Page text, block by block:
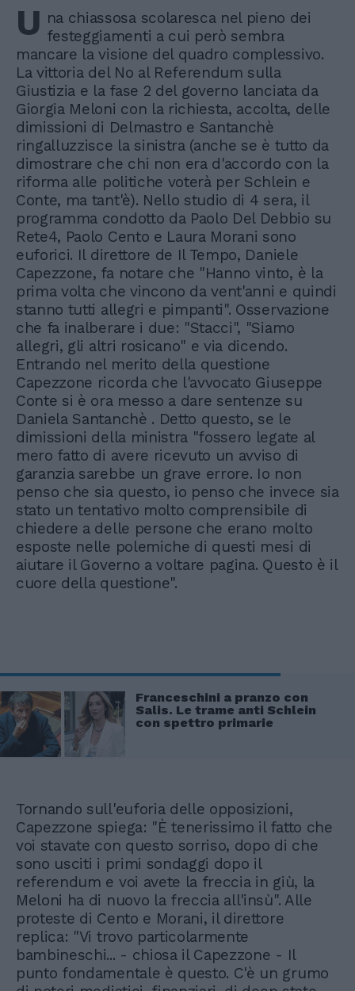
U na chiassosa scolaresca nel pieno dei
festeggiamenti a cui però sembra
mancare la visione del quadro complessivo.
La vittoria del No al Referendum sulla
Giustizia e la fase 2 del governo lanciata da
Giorgia Meloni con la richiesta, accolta, delle
dimissioni di Delmastro e Santanchè
ringalluzzisce la sinistra (anche se è tutto da
dimostrare che chi non era d'accordo con la
riforma alle politiche voterà per Schlein e
Conte, ma tant'è). Nello studio di 4 sera, il
programma condotto da Paolo Del Debbio su
Rete4, Paolo Cento e Laura Morani sono
euforici. Il direttore de Il Tempo, Daniele
Capezzone, fa notare che "Hanno vinto, è la
prima volta che vincono da vent'anni e quindi
stanno tutti allegri e pimpanti". Osservazione
che fa inalberare i due: "Stacci", "Siamo
allegri, gli altri rosicano" e via dicendo.
Entrando nel merito della questione
Capezzone ricorda che l'avvocato Giuseppe
Conte si è ora messo a dare sentenze su
Daniela Santanchè . Detto questo, se le
dimissioni della ministra "fossero legate al
mero fatto di avere ricevuto un avviso di
garanzia sarebbe un grave errore. Io non
penso che sia questo, io penso che invece sia
stato un tentativo molto comprensibile di
chiedere a delle persone che erano molto
esposte nelle polemiche di questi mesi di
aiutare il Governo a voltare pagina. Questo è il
cuore della questione".
Franceschini a pranzo con
Salis. Le trame anti Schlein
con spettro primarie
Tornando sull'euforia delle opposizioni,
Capezzone spiega: "È tenerissimo il fatto che
voi stavate con questo sorriso, dopo di che
sono usciti i primi sondaggi dopo il
referendum e voi avete la freccia in giù, la
Meloni ha di nuovo la freccia all'insù". Alle
proteste di Cento e Morani, il direttore
replica: "Vi trovo particolarmente
bambineschi... - chiosa il Capezzone - Il
punto fondamentale è questo. C'è un grumo